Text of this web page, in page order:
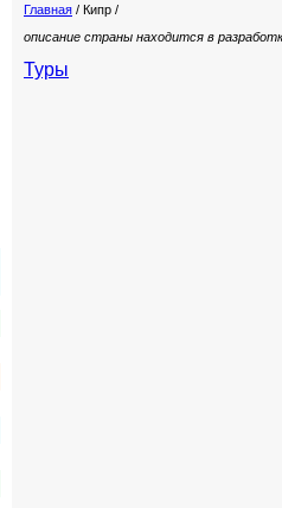
Главная / Кипр /
описание страны находится в
Туры